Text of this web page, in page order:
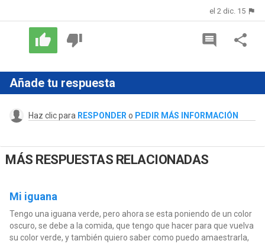
el 2 dic. 15
Añade tu respuesta
Haz clic para RESPONDER o PEDIR MÁS INFORMACIÓN
MÁS RESPUESTAS RELACIONADAS
Mi iguana
Tengo una iguana verde, pero ahora se esta poniendo de un color
oscuro, se debe a la comida, que tengo que hacer para que vuelva
su color verde, y también quiero saber como puedo amaestrarla,